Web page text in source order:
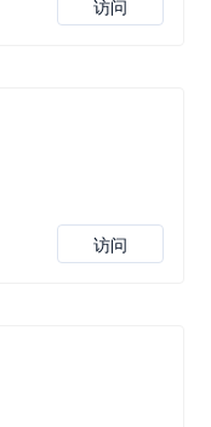
访问
访问